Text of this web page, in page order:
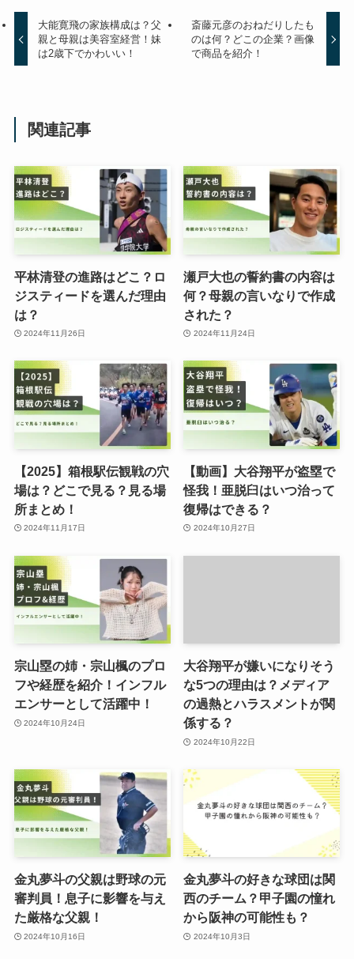
大能寛飛の家族構成は？父
親と母親は美容室経営！妹
は2歳下でかわいい！
斎藤元彦のおねだりしたも
のは何？どこの企業？画像
で商品を紹介！
関連記事
平林清登の進路はどこ？ロ
ジスティードを選んだ理由
は？
2024年11月26日
瀬戸大也の誓約書の内容は
何？母親の言いなりで作成
された？
2024年11月24日
【2025】箱根駅伝観戦の穴
場は？どこで見る？見る場
所まとめ！
2024年11月17日
【動画】大谷翔平が盗塁で
怪我！亜脱臼はいつ治って
復帰はできる？
2024年10月27日
宗山塁の姉・宗山楓のプロ
フや経歴を紹介！インフル
エンサーとして活躍中！
2024年10月24日
大谷翔平が嫌いになりそう
な5つの理由は？メディア
の過熱とハラスメントが関
係する？
2024年10月22日
金丸夢斗の父親は野球の元
審判員！息子に影響を与え
た厳格な父親！
2024年10月16日
金丸夢斗の好きな球団は関
西のチーム？甲子園の憧れ
から阪神の可能性も？
2024年10月3日